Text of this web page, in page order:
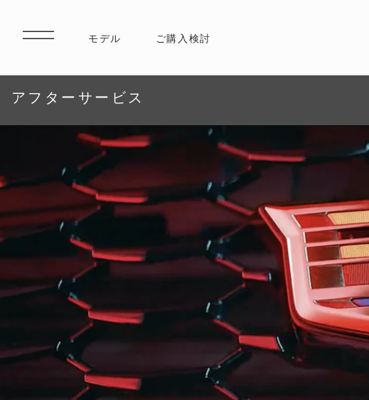
アフターサービス